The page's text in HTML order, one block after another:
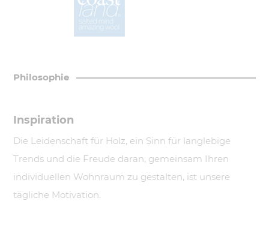
Philosophie
Inspiration
Die Leidenschaft für Holz, ein Sinn für langlebige
Trends und die Freude daran, gemeinsam Ihren
individuellen Wohnraum zu gestalten, ist unsere
tägliche Motivation.